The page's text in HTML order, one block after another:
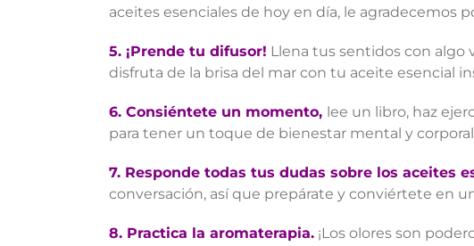
aceites esenciales de hoy en día, le agradecemos
5. ¡Prende tu difusor! Llena tus sentidos con algo
disfruta de la brisa del mar con tu aceite esencial
6. Consiéntete un momento, lee un libro, haz
para tener un toque de bienestar mental y
7. Responde todas tus dudas sobre los aceites
conversación, así que prepárate y conviértete en
8. Practica la aromaterapia. ¡Los olores son